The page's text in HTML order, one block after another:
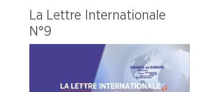
La Lettre Internationale
N°9